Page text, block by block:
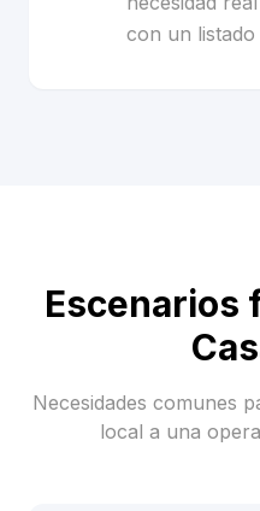
con un listado
Escenarios
Necesidades comunes
local a una